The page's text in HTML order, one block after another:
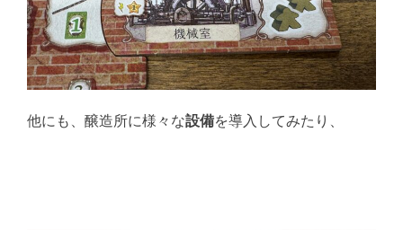
他にも、醸造所に様々な設備を導入してみたり、